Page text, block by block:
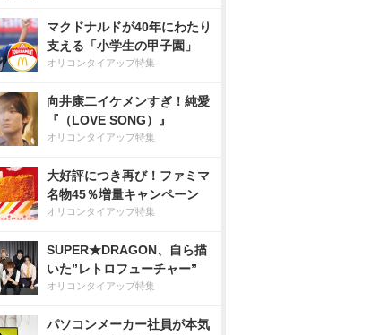
マクドナルドが40年にわたり
支える「小学生の甲子園」
オリコンタイアップ特集
向井康二イケメンすぎ！純愛
『（LOVE SONG）』
オリコンタイアップ特集
大好評につき再び！ファミマ
名物45％増量キャンペーン
オリコンタイアップ特集
SUPER★DRAGON、自ら描
いた”レトロフューチャー”
オリコンタイアップ特集
パソコンメーカー社員が本気